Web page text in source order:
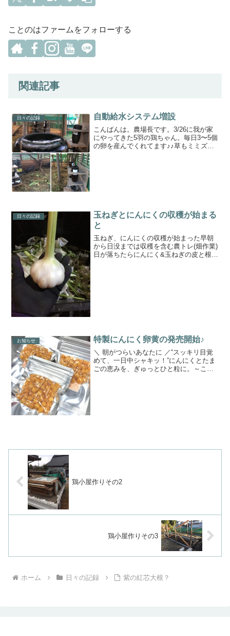
ことのはファームをフォローする
関連記事
日々の記録 自動給水システム増設
こんばんは。農場長です。3/26に我が家
にやってきた5羽の鶏ちゃん。毎日3〜5個
の卵を産んでくれてます♪♪草もミミズも
日々の記録
玉ねぎとにんにくの収穫が始まる
と
玉ねぎ、にんにくの収穫が始まった早朝
から日没までは収穫を含む農トレ(畑作業)
日が落ちたらにんにく&玉ねぎの皮と根を
お知らせ 特製にんにく卵黄の発売開始♪
＼ 朝がつらいあなたに ／“スッキリ目覚
めて、一日中シャキッ！”にんにくとたま
ごの恵みを、ぎゅっとひと粒に。～こと
鶏小屋作りその2
鶏小屋作りその3
ホーム 日々の記録 紫の紅芯大根？